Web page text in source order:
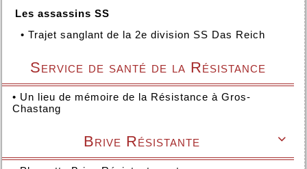
Les assassins SS
• Trajet sanglant de la 2e division SS Das Reich
Service de santé de la Résistance
• Un lieu de mémoire de la Résistance à Gros-
Chastang

Brive Résistante